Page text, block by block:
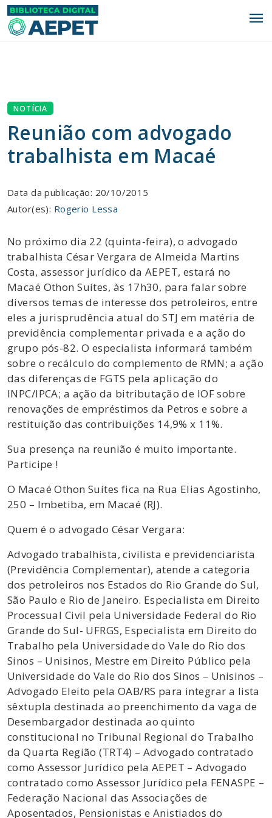
menu
NOTÍCIA
Reunião com advogado
trabalhista em Macaé
Data da publicação: 20/10/2015
Autor(es): Rogerio Lessa
No próximo dia 22 (quinta-feira), o advogado
trabalhista César Vergara de Almeida Martins
Costa, assessor jurídico da AEPET, estará no
Macaé Othon Suítes, às 17h30, para falar sobre
diversos temas de interesse dos petroleiros, entre
eles a jurisprudência atual do STJ em matéria de
previdência complementar privada e a ação do
grupo pós-82. O especialista informará também
sobre o recálculo do complemento de RMN; a ação
das diferenças de FGTS pela aplicação do
INPC/IPCA; a ação da bitributação de IOF sobre
renovações de empréstimos da Petros e sobre a
restituição das contribuições 14,9% x 11%.
Sua presença na reunião é muito importante.
Participe !
O Macaé Othon Suítes fica na Rua Elias Agostinho,
250 – Imbetiba, em Macaé (RJ).
Quem é o advogado César Vergara:
Advogado trabalhista, civilista e previdenciarista
(Previdência Complementar), atende a categoria
dos petroleiros nos Estados do Rio Grande do Sul,
São Paulo e Rio de Janeiro. Especialista em Direito
Processual Civil pela Universidade Federal do Rio
Grande do Sul- UFRGS, Especialista em Direito do
Trabalho pela Universidade do Vale do Rio dos
Sinos – Unisinos, Mestre em Direito Público pela
Universidade do Vale do Rio dos Sinos – Unisinos –
Advogado Eleito pela OAB/RS para integrar a lista
sêxtupla destinada ao preenchimento da vaga de
Desembargador destinada ao quinto
constitucional no Tribunal Regional do Trabalho
da Quarta Região (TRT4) – Advogado contratado
como Assessor Jurídico pela AEPET – Advogado
contratado como Assessor Jurídico pela FENASPE –
Federação Nacional das Associações de
Aposentados, Pensionistas e Anistiados do